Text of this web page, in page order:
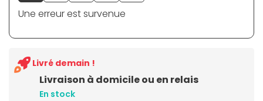
Une erreur est survenue
Livraison à domicile ou en relais
En stock
Livré demain !